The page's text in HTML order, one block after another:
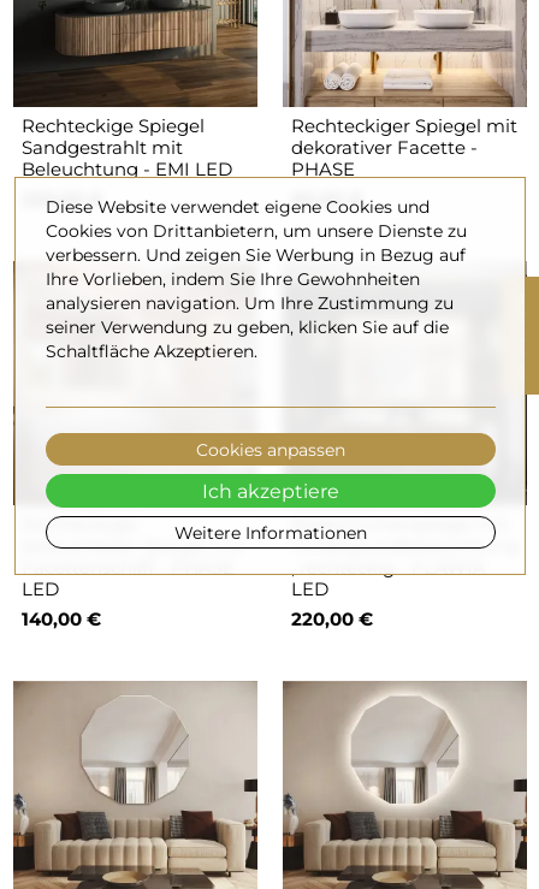
Rechteckige Spiegel
Sandgestrahlt mit
Beleuchtung - EMI LED
220,00 €
Rechteckiger Spiegel mit
dekorativer Facette -
PHASE
90,00 €
Rechteckiger
beleuchteter Spiegel mit
LED
140,00 €
Badezimmerspiegel mit
Hintergrundbeleuchtung
LED
220,00 €
Diese Website verwendet eigene Cookies und
Cookies von Drittanbietern, um unsere Dienste zu
verbessern. Und zeigen Sie Werbung in Bezug auf
Ihre Vorlieben, indem Sie Ihre Gewohnheiten
analysieren navigation. Um Ihre Zustimmung zu
seiner Verwendung zu geben, klicken Sie auf die
Schaltfläche Akzeptieren.
Weitere Informationen
Cookies anpassen
Ich akzeptiere